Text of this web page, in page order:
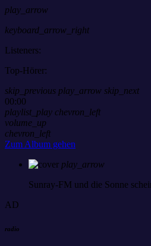
play_arrow
keyboard_arrow_right
Listeners:
Top-Hörer:
skip_previous play_arrow skip_next
00:00
playlist_play chevron_left
volume_up
chevron_left
Zum Album gehen
play_arrow
Sunray-FM und die Sonne
AD
radio